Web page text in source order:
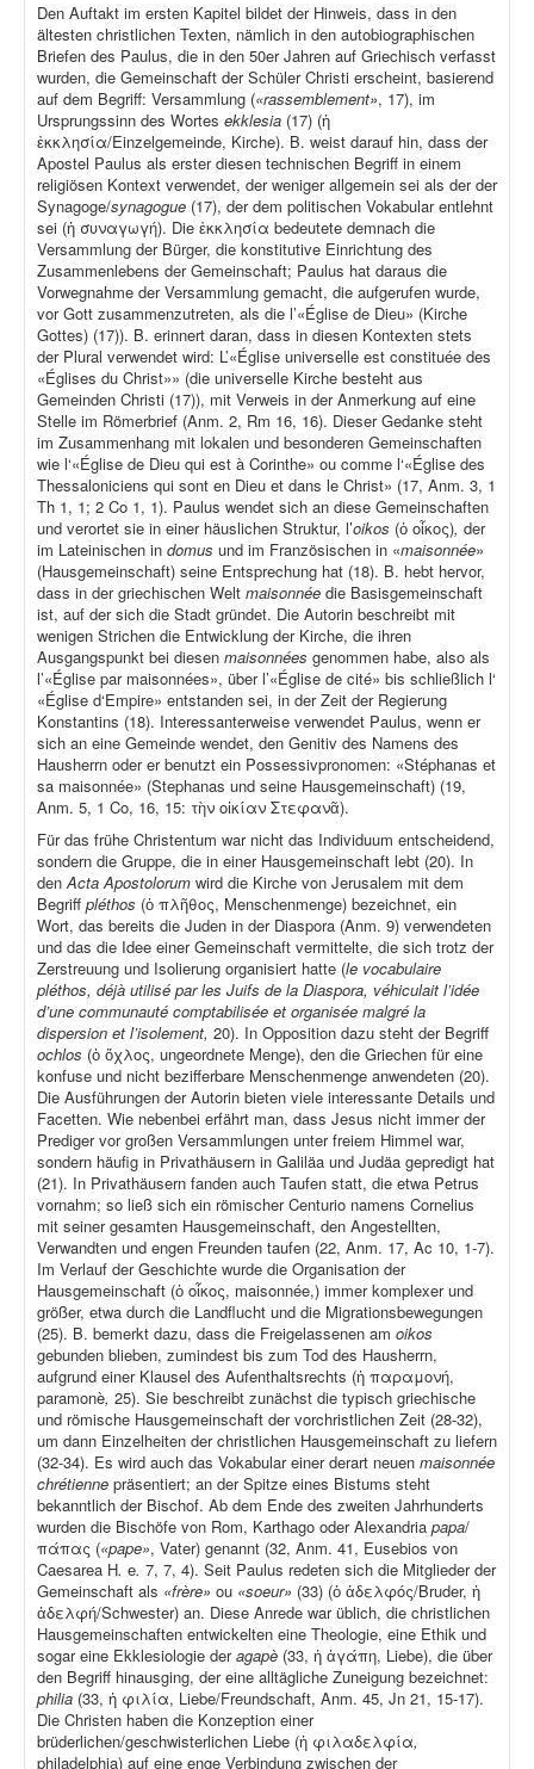
Den Auftakt im ersten Kapitel bildet der Hinweis, dass in den
ältesten christlichen Texten, nämlich in den autobiographischen
Briefen des Paulus, die in den 50er Jahren auf Griechisch verfasst
wurden, die Gemeinschaft der Schüler Christi erscheint, basierend
auf dem Begriff: Versammlung («rassemblement», 17), im
Ursprungssinn des Wortes ekklesia (17) (ἡ
ἐκκλησία/Einzelgemeinde, Kirche). B. weist darauf hin, dass der
Apostel Paulus als erster diesen technischen Begriff in einem
religiösen Kontext verwendet, der weniger allgemein sei als der der
Synagoge/synagogue (17), der dem politischen Vokabular entlehnt
sei (ἡ συναγωγή). Die ἐκκλησία bedeutete demnach die
Versammlung der Bürger, die konstitutive Einrichtung des
Zusammenlebens der Gemeinschaft; Paulus hat daraus die
Vorwegnahme der Versammlung gemacht, die aufgerufen wurde,
vor Gott zusammenzutreten, als die l’«Église de Dieu» (Kirche
Gottes) (17)). B. erinnert daran, dass in diesen Kontexten stets
der Plural verwendet wird: L’«Église universelle est constituée des
«Églises du Christ»» (die universelle Kirche besteht aus
Gemeinden Christi (17)), mit Verweis in der Anmerkung auf eine
Stelle im Römerbrief (Anm. 2, Rm 16, 16). Dieser Gedanke steht
im Zusammenhang mit lokalen und besonderen Gemeinschaften
wie l‘«Église de Dieu qui est à Corinthe» ou comme l‘«Église des
Thessaloniciens qui sont en Dieu et dans le Christ» (17, Anm. 3, 1
Th 1, 1; 2 Co 1, 1). Paulus wendet sich an diese Gemeinschaften
und verortet sie in einer häuslichen Struktur, l’oikos (ὁ οἶκος), der
im Lateinischen in domus und im Französischen in «maisonnée»
(Hausgemeinschaft) seine Entsprechung hat (18). B. hebt hervor,
dass in der griechischen Welt maisonnée die Basisgemeinschaft
ist, auf der sich die Stadt gründet. Die Autorin beschreibt mit
wenigen Strichen die Entwicklung der Kirche, die ihren
Ausgangspunkt bei diesen maisonnées genommen habe, also als
l’«Église par maisonnées», über l’«Église de cité» bis schließlich l‘
«Église d‘Empire» entstanden sei, in der Zeit der Regierung
Konstantins (18). Interessanterweise verwendet Paulus, wenn er
sich an eine Gemeinde wendet, den Genitiv des Namens des
Hausherrn oder er benutzt ein Possessivpronomen: «Stéphanas et
sa maisonnée» (Stephanas und seine Hausgemeinschaft) (19,
Anm. 5, 1 Co, 16, 15: τὴν οἰκίαν Στεφανᾶ).
Für das frühe Christentum war nicht das Individuum entscheidend,
sondern die Gruppe, die in einer Hausgemeinschaft lebt (20). In
denActa Apostolorum wird die Kirche von Jerusalem mit dem
Begriff pléthos (ὁ πλῆθος, Menschenmenge) bezeichnet, ein
Wort, das bereits die Juden in der Diaspora (Anm. 9) verwendeten
und das die Idee einer Gemeinschaft vermittelte, die sich trotz der
Zerstreuung und Isolierung organisiert hatte (le vocabulaire
pléthos, déjà utilisé par les Juifs de la Diaspora, véhiculait l’idée
d’une communauté comptabilisée et organisée malgré la
dispersion et l’isolement, 20). In Opposition dazu steht der Begriff
ochlos (ὁ ὄχλος, ungeordnete Menge), den die Griechen für eine
konfuse und nicht bezifferbare Menschenmenge anwendeten (20).
Die Ausführungen der Autorin bieten viele interessante Details und
Facetten. Wie nebenbei erfährt man, dass Jesus nicht immer der
Prediger vor großen Versammlungen unter freiem Himmel war,
sondern häufig in Privathäusern in Galiläa und Judäa gepredigt hat
(21). In Privathäusern fanden auch Taufen statt, die etwa Petrus
vornahm; so ließ sich ein römischer Centurio namens Cornelius
mit seiner gesamten Hausgemeinschaft, den Angestellten,
Verwandten und engen Freunden taufen (22, Anm. 17, Ac 10, 1-7).
Im Verlauf der Geschichte wurde die Organisation der
Hausgemeinschaft (ὁ οἶκος, maisonnée,) immer komplexer und
größer, etwa durch die Landflucht und die Migrationsbewegungen
(25). B. bemerkt dazu, dass die Freigelassenen am oikos
gebunden blieben, zumindest bis zum Tod des Hausherrn,
aufgrund einer Klausel des Aufenthaltsrechts (ἡ παραμονή,
paramonè, 25). Sie beschreibt zunächst die typisch griechische
und römische Hausgemeinschaft der vorchristlichen Zeit (28-32),
um dann Einzelheiten der christlichen Hausgemeinschaft zu liefern
(32-34). Es wird auch das Vokabular einer derart neuen maisonnée
chrétienne präsentiert; an der Spitze eines Bistums steht
bekanntlich der Bischof. Ab dem Ende des zweiten Jahrhunderts
wurden die Bischöfe von Rom, Karthago oder Alexandria papa/
πάπας («pape», Vater) genannt (32, Anm. 41, Eusebios von
Caesarea H. e. 7, 7, 4). Seit Paulus redeten sich die Mitglieder der
Gemeinschaft als «frère» ou «soeur» (33) (ὁ ἀδελφός/Bruder, ἡ
ἀδελφή/Schwester) an. Diese Anrede war üblich, die christlichen
Hausgemeinschaften entwickelten eine Theologie, eine Ethik und
sogar eine Ekklesiologie deragapè (33, ἡ ἀγάπη, Liebe), die über
den Begriff hinausging, der eine alltägliche Zuneigung bezeichnet:
philia (33, ἡ φιλία, Liebe/Freundschaft, Anm. 45, Jn 21, 15-17).
Die Christen haben die Konzeption einer
brüderlichen/geschwisterlichen Liebe (ἡ φιλαδελφία,
philadelphia) auf eine enge Verbindung zwischen der